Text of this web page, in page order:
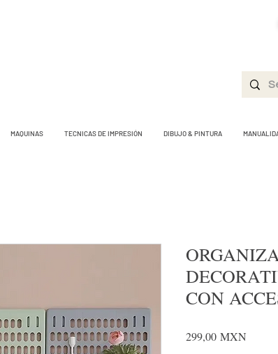
MAQUINAS TECNICAS DE IMPRESIÓN DIBUJO & PINTURA
CON
299,00 MXN